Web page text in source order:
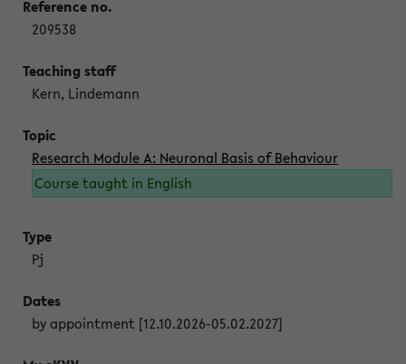
209538
Kern, Lindemann
Research Module A: Neuronal Basis of Behaviour
Course taught in English
Pj
by appointment [12.10.2026-05.02.2027]